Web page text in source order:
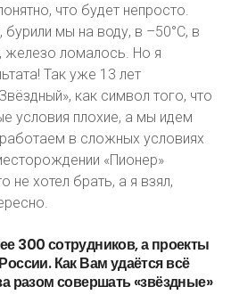
что будет непросто.
бурили мы на воду, в –50°С, в
железо ломалось. Но я
Так уже 13 лет
как символ того, что
условия плохие, а мы идем
в сложных условиях
«Пионер»
не хотел брать, а я взял,
300сотрудников,апроекты
России. КакВамудаётсявсё
разомсовершать«звёздные»